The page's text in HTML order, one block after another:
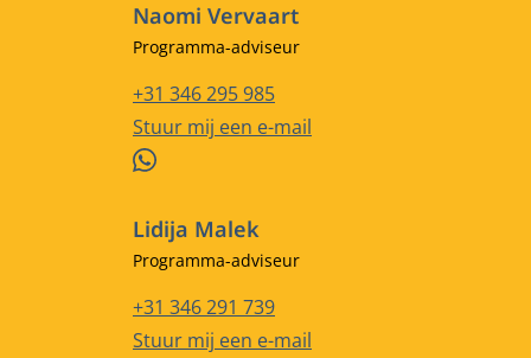
Naomi Vervaart
Functietitel
Programma-adviseur
Telefoonnummer
+31 346 295 985
E-mailadres
Stuur mij een e-mail
WhatsApp
Lidija Malek
Functietitel
Programma-adviseur
Telefoonnummer
+31 346 291 739
E-mailadres
Stuur mij een e-mail